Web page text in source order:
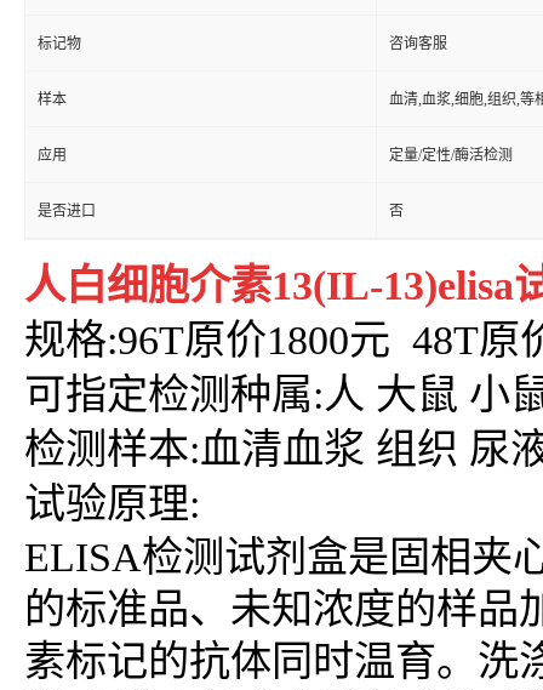
标记物 咨询客服
样本 血清,血浆,细胞,组织,等
应用 定量/定性/酶活检测
是否进口 否
人白细胞介素13(IL-13)elisa
规格:96T原价1800元 48T原
可指定检测种属:人 大鼠 小
检测样本:血清血浆 组织 尿
试验原理:
ELISA检测试剂盒是固相夹
的标准品、未知浓度的样品
素标记的抗体同时温育。洗